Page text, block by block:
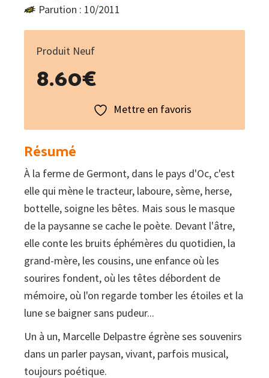
Parution : 10/2011
Produit Neuf
8.60€
Mettre en favoris
Résumé
À la ferme de Germont, dans le pays d'Oc, c'est
elle qui mène le tracteur, laboure, sème, herse,
bottelle, soigne les bêtes. Mais sous le masque
de la paysanne se cache le poète. Devant l'âtre,
elle conte les bruits éphémères du quotidien, la
grand-mère, les cousins, une enfance où les
sourires fondent, où les têtes débordent de
mémoire, où l'on regarde tomber les étoiles et la
lune se baigner sans pudeur...
Un à un, Marcelle Delpastre égrène ses souvenirs
dans un parler paysan, vivant, parfois musical,
toujours poétique.